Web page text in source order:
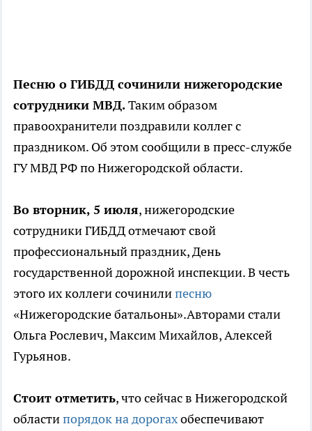
Песню о ГИБДД сочинили нижегородские
сотрудники МВД.Таким образом
правоохранители поздравили коллег с
праздником. Об этом сообщили в пресс-службе
ГУ МВД РФ по Нижегородской области.
Во вторник, 5 июля, нижегородские
сотрудники ГИБДД отмечают свой
профессиональный праздник, День
государственной дорожной инспекции. В честь
этого их коллеги сочинилипесню
«Нижегородские батальоны».Авторами стали
Ольга Рослевич, Максим Михайлов, Алексей
Гурьянов.
Стоит отметить, что сейчас в Нижегородской
областипорядок на дорогахобеспечивают